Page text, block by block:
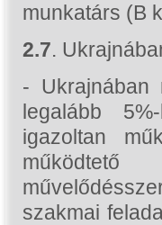
munkatárs (B
2.7.
- Ukrajnában
legalább
igazoltan
szakmai